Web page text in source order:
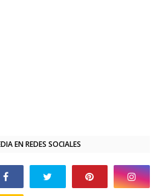
EN REDES SOCIALES